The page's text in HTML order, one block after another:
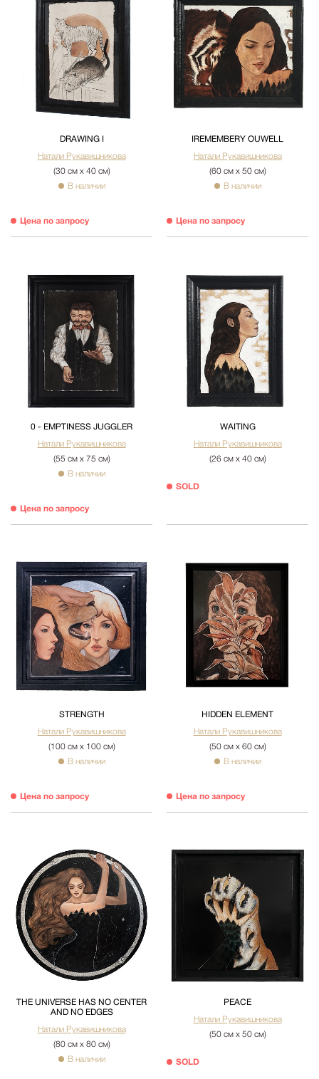
DRAWING I
Натали Рукавишникова
(30 см х 40 см)
В наличии
Цена по запросу
IREMEMBERY OUWELL
Натали Рукавишникова
(60 см х 50 см)
В наличии
Цена по запросу
0 - EMPTINESS JUGGLER
Натали Рукавишникова
(55 см х 75 см)
В наличии
Цена по запросу
WAITING
Натали Рукавишникова
(26 см х 40 см)
SOLD
STRENGTH
Натали Рукавишникова
(100 см х 100 см)
В наличии
Цена по запросу
HIDDEN ELEMENT
Натали Рукавишникова
(50 см х 60 см)
В наличии
Цена по запросу
THE UNIVERSE HAS NO CENTER
AND NO EDGES
Натали Рукавишникова
(80 см х 80 см)
В наличии
PEACE
Натали Рукавишникова
(50 см х 50 см)
SOLD